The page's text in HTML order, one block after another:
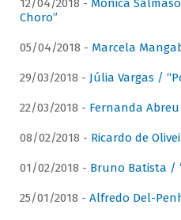
12/04/2018 - Mônica
Choro”
05/04/2018 - Marcela
29/03/2018 - Júlia Vargas /
22/03/2018 - Fernanda
08/02/2018 - Ricardo de
01/02/2018 - Bruno Batista /
25/01/2018 - Alfredo Del-